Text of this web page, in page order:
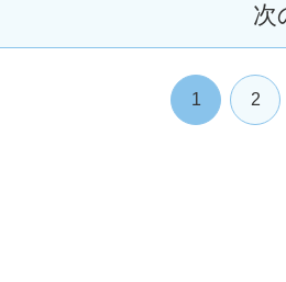
次
1 2